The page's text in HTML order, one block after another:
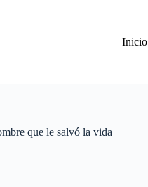
Inicio
que le salvó la vida